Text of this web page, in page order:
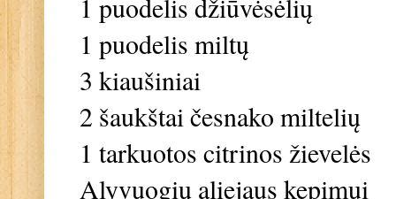
1 puodelis miltų
3 kiaušiniai
2 šaukštai česnako miltelių
1 tarkuotos citrinos žievelės
Alyvuogių aliejaus kepimui